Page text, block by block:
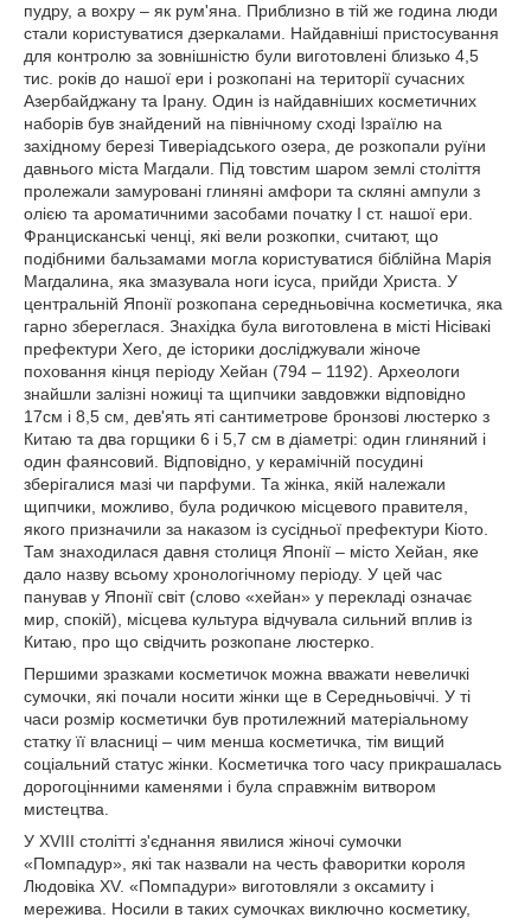
пудру, а вохру – як рум'яна. Приблизно в тій же година люди
стали користуватися дзеркалами. Найдавніші пристосування
для контролю за зовнішністю були виготовлені близько 4,5
тис. років до нашої ери і розкопані на території сучасних
Азербайджану та Ірану. Один із найдавніших косметичних
наборів був знайдений на північному сході Ізраїлю на
західному березі Тиверіадського озера, де розкопали руїни
давнього міста Магдали. Під товстим шаром землі століття
пролежали замуровані глиняні амфори та скляні ампули з
олією та ароматичними засобами початку І ст. нашої ери.
Францисканські ченці, які вели розкопки, считают, що
подібними бальзамами могла користуватися біблійна Марія
Магдалина, яка змазувала ноги ісуса, прийди Христа. У
центральній Японії розкопана середньовічна косметичка, яка
гарно збереглася. Знахідка була виготовлена в місті Нісівакі
префектури Хего, де історики досліджували жіноче
поховання кінця періоду Хейан (794 – 1192). Археологи
знайшли залізні ножиці та щипчики завдовжки відповідно
17см і 8,5 см, дев'ять яті сантиметрове бронзові люстерко з
Китаю та два горщики 6 і 5,7 см в діаметрі: один глиняний і
один фаянсовий. Відповідно, у керамічній посудині
зберігалися мазі чи парфуми. Та жінка, якій належали
щипчики, можливо, була родичкою місцевого правителя,
якого призначили за наказом із сусідньої префектури Кіото.
Там знаходилася давня столиця Японії – місто Хейан, яке
дало назву всьому хронологічному періоду. У цей час
панував у Японії світ (слово «хейан» у перекладі означає
мир, спокій), місцева культура відчувала сильний вплив із
Китаю, про що свідчить розкопане люстерко.
Першими зразками косметичок можна вважати невеличкі
сумочки, які почали носити жінки ще в Середньовіччі. У ті
часи розмір косметички був протилежний матеріальному
статку її власниці – чим менша косметичка, тім вищий
соціальний статус жінки. Косметичка того часу прикрашалась
дорогоцінними каменями і була справжнім витвором
мистецтва.
У XVIII столітті з'єднання явилися жіночі сумочки
«Помпадур», які так назвали на честь фаворитки короля
Людовіка XV. «Помпадури» виготовляли з оксамиту і
мережива. Носили в таких сумочках виключно косметику,